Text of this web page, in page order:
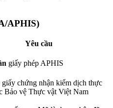
APHIS)
Yêu cầu
giấy phép APHIS
giấy chứng nhận kiểm dịch thực
Bảo vệ Thực vật Việt Nam